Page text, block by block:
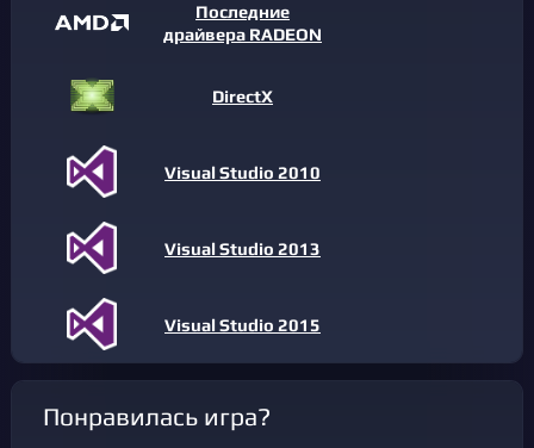
Последние
драйвера RADEON
DirectX
Visual Studio 2010
Visual Studio 2013
Visual Studio 2015
Понравилась игра?